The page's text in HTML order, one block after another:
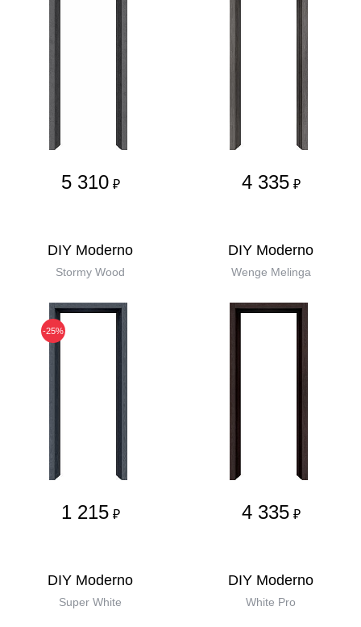
5 310 ₽ 4 335 ₽
DIY Moderno
Stormy Wood
-25%
1 215 ₽
DIY Moderno
Wenge Melinga
4 335 ₽
DIY Moderno
Super White
DIY Moderno
White Pro